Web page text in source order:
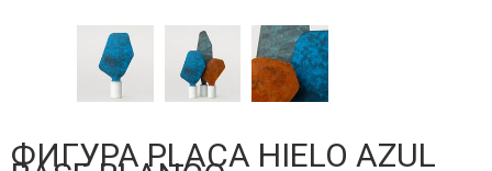
ФИГУРА PLACA HIELO AZUL